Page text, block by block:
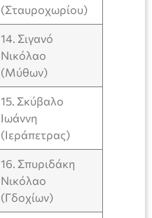
(Σταυροχωρίου)
14. Σιγανό
Νικόλαο
(Μύθων)
15. Σκύβαλο
Ιωάννη
(Ιεράπετρας)
16. Σπυριδάκη
Νικόλαο
(Γδοχίων)